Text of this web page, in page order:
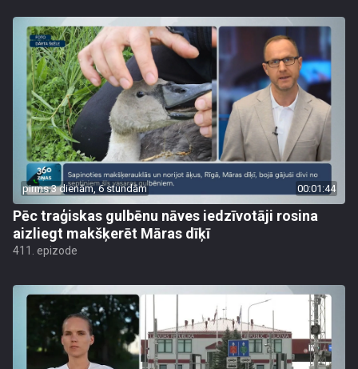
pirms 3 dienām, 6 stundām 00:01:44
Pēc traģiskas gulbēnu nāves iedzīvotāji rosina
aizliegt makšķerēt Māras dīķī
411. epizode